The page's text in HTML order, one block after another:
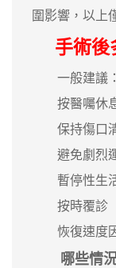
圍影響，以上
手術後
一般建議：
按醫囑休
保持傷口
避免劇烈
暫停性生活
按時覆診
恢復速度因
哪些情